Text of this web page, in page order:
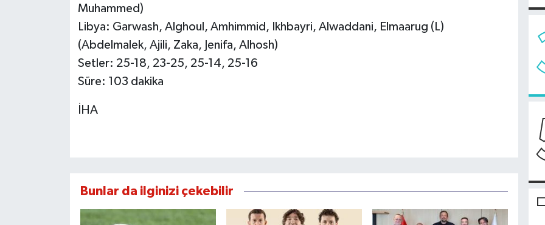
Muhammed)
Libya: Garwash, Alghoul, Amhimmid, Ikhbayri, Alwaddani, Elmaarug (L)
(Abdelmalek, Ajili, Zaka, Jenifa, Alhosh)
Setler: 25-18, 23-25, 25-14, 25-16
Süre: 103 dakika
İHA
Bunlar da ilginizi çekebilir